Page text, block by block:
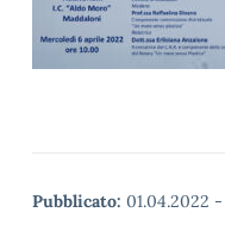
Pubblicato: 01.04.2022 -